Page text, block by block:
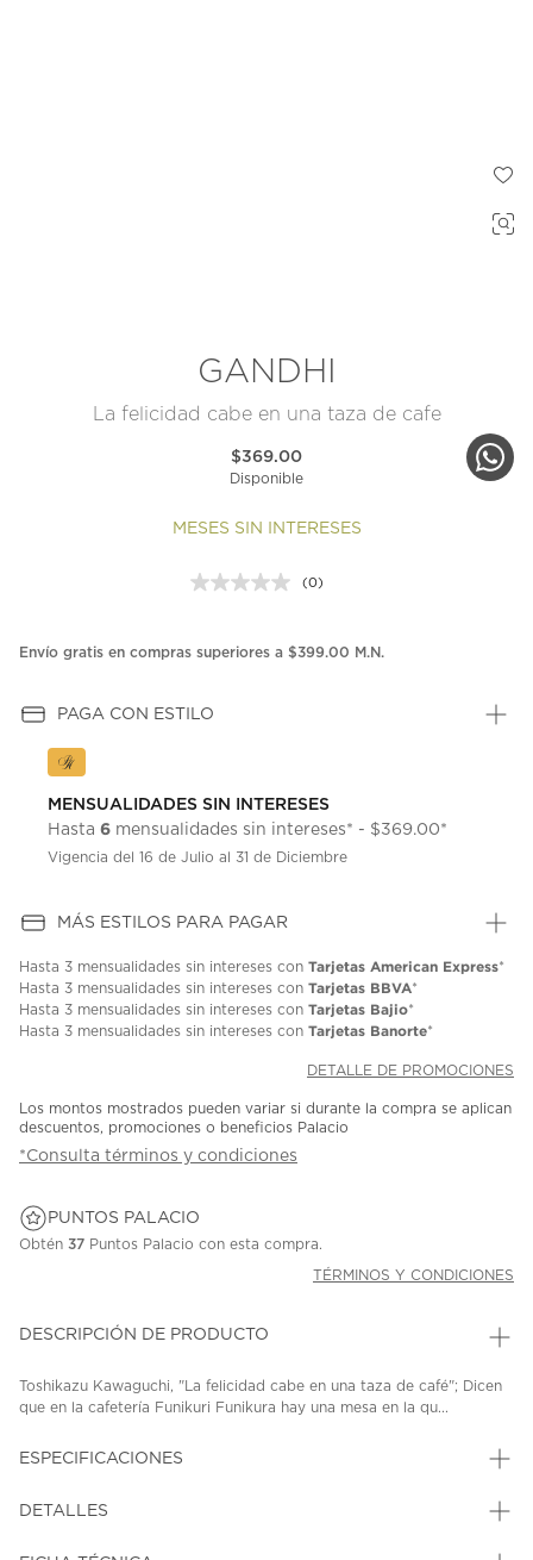
GANDHI
La felicidad cabe en una taza de cafe
$369.00
Disponible
MESES SIN INTERESES
Sin
en
(0)
Envío gratis en compras superiores a $399.00 M.N.
PAGA CON ESTILO
MENSUALIDADES SIN INTERESES
Hasta 6 mensualidades sin intereses* - $369.00*
Vigencia del 16 de Julio al 31 de Diciembre
MÁS ESTILOS PARA PAGAR
Hasta 3 mensualidades sin intereses con Tarjetas American Express*
Hasta 3 mensualidades sin intereses con Tarjetas BBVA*
Hasta 3 mensualidades sin intereses con Tarjetas Bajio*
Hasta 3 mensualidades sin intereses con Tarjetas Banorte*
DETALLE DE PROMOCIONES
Los montos mostrados pueden variar si durante la compra se aplican
descuentos, promociones o beneficios Palacio
*Consulta términos y condiciones
PUNTOS PALACIO
Obtén 37 Puntos Palacio con esta compra.
TÉRMINOS Y CONDICIONES
DESCRIPCIÓN DE PRODUCTO
Toshikazu Kawaguchi, "La felicidad cabe en una taza de café"; Dicen
que en la cafetería Funikuri Funikura hay una mesa en la qu...
ESPECIFICACIONES
DETALLES